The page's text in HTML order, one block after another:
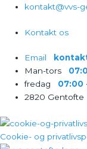
indholdet
kontakt@vvs-
Kontakt os
07:00
2820 Gentofte
Cookie- og